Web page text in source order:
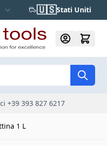
🇺🇸Stati Uniti
+39 393 827 6217
1 L